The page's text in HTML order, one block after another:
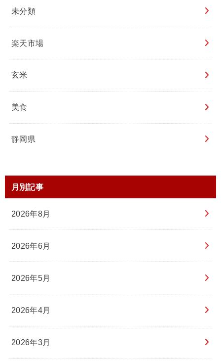
未分類
楽天市場
玄米
美食
静岡県
月別記事
2026年8月
2026年6月
2026年5月
2026年4月
2026年3月